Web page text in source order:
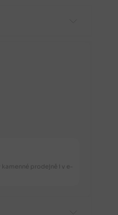
prodejně i v e-